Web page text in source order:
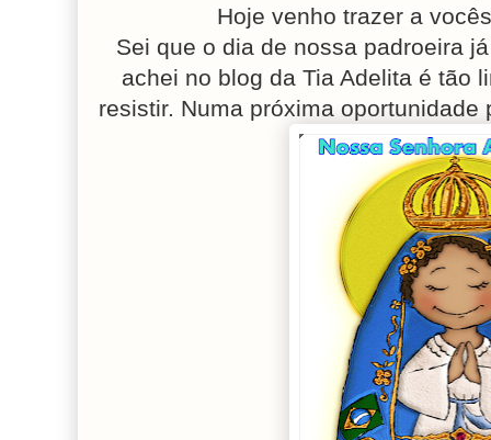
Hoje venho trazer a
Sei que o dia de nossa padroeira
achei no blog da Tia Adelita é tão
resistir. Numa próxima